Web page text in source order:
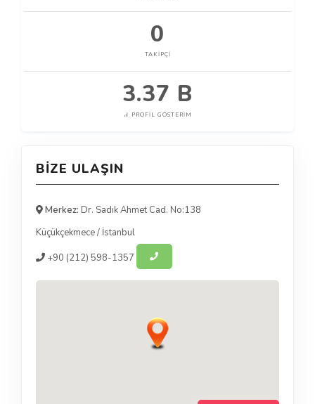
0
TAKIPÇI
3.37 B
PROFIL GÖSTERIM
BIZE ULAŞIN
Merkez: Dr. Sadık Ahmet Cad. No:138
Küçükçekmece/ İstanbul
+90 (212) 598-1357